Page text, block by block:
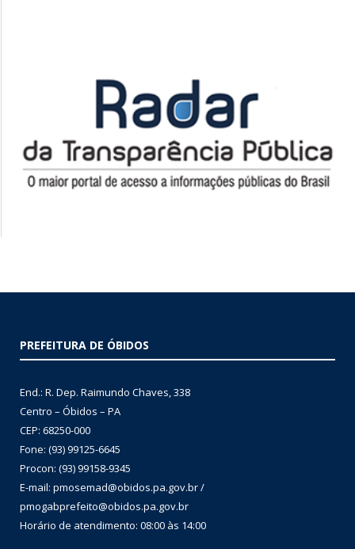
PREFEITURA DE ÓBIDOS
End.: R. Dep. Raimundo Chaves, 338
Centro – Óbidos – PA
CEP: 68250-000
Fone: (93) 99125-6645
Procon: (93) 99158-9345
E-mail: pmosemad@obidos.pa.gov.br /
pmogabprefeito@obidos.pa.gov.br
Horário de atendimento: 08:00 às 14:00